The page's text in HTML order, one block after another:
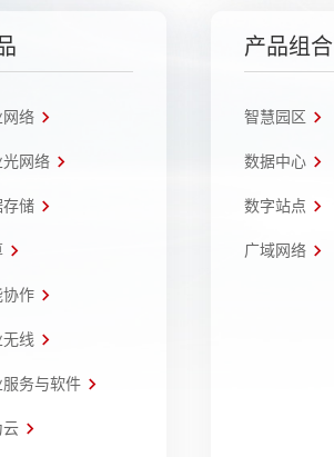
网络
光网络
存储
协作
线
服务与软件
云
产品组合
智慧园区
数据中心
数字站点
广域网络